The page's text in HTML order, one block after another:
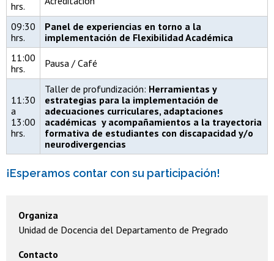
hrs.
09:30
hrs.
Panel de experiencias en torno a la
implementación de Flexibilidad Académica
11:00
hrs.
Pausa / Café
11:30
a
13:00
hrs.
Taller de profundización: Herramientas y
estrategias para la implementación de
adecuaciones curriculares, adaptaciones
académicas y acompañamientos a la trayectoria
formativa de estudiantes con discapacidad y/o
neurodivergencias
¡Esperamos contar con su participación!
Organiza
Unidad de Docencia del Departamento de Pregrado
Contacto